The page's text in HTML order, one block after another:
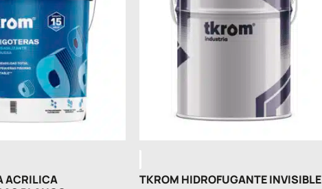
ACRILICA
TKROM HIDROFUGANTE INVISIBLE